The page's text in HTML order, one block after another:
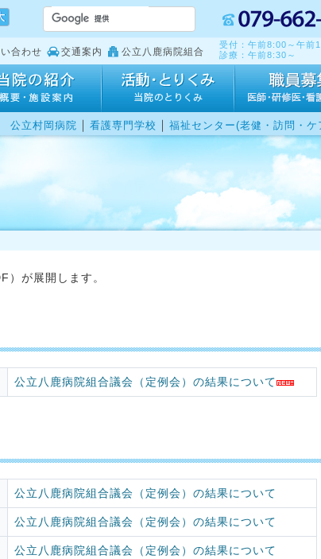
合わせ 交通案内 公立八鹿病院組合
受付：午前8:00～午前
診療：午前8:30～
公立村岡病院 ｜ 看護専門学校 ｜ 福祉センター(老健・訪問・ケ
）が展開します。
公立八鹿病院組合議会（定例会）の結果について
公立八鹿病院組合議会（定例会）の結果について
公立八鹿病院組合議会（定例会）の結果について
公立八鹿病院組合議会（定例会）の結果について